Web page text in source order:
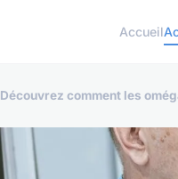
Accueil
Découvrez comment les